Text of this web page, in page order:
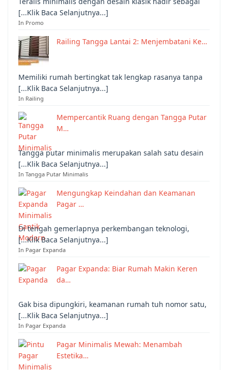
[...Klik Baca Selanjutnya...]
In Promo
Railing Tangga Lantai 2: Menjembatani Ke…
Memiliki rumah bertingkat tak lengkap rasanya tanpa
[...Klik Baca Selanjutnya...]
In Railing
Mempercantik Ruang dengan Tangga Putar
M…
Tangga putar minimalis merupakan salah satu desain
[...Klik Baca Selanjutnya...]
In Tangga Putar Minimalis
Mengungkap Keindahan dan Keamanan
Pagar …
Di tengah gemerlapnya perkembangan teknologi,
[...Klik Baca Selanjutnya...]
In Pagar Expanda
Pagar Expanda: Biar Rumah Makin Keren
da…
Gak bisa dipungkiri, keamanan rumah tuh nomor satu,
[...Klik Baca Selanjutnya...]
In Pagar Expanda
Pagar Minimalis Mewah: Menambah
Estetika…